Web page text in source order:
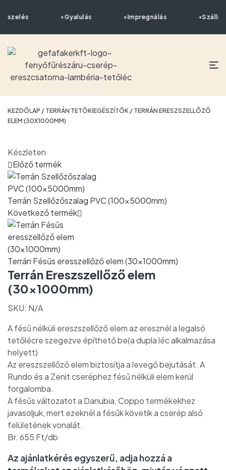
Gyalulás Impregnálás
KEZDŐLAP / TERRÁN TETŐKIEGÉSZÍTŐK / TERRÁN ERESZSZELLŐZŐ
ELEM (30X1000MM)
Készleten
Előző termék
Terrán Szellőzőszalag PVC (100x5000mm)
Következő termék
Terrán Fésűs eresszellőző elem (30x1000mm)
Terrán Ereszszellőző elem
(30x1000mm)
SKU: N/A
A fésű nélküli ereszszellőző elem az eresznél a legalsó
tetőlécre szegezve építhető be(a dupla léc alkalmazása
helyett)
Az ereszszellőző elem biztosítja a levegő bejutását. A
Rundo és a Zenit cseréphez fésű nélküli elem kerül
forgalomba.
A fésűs változatot a Danubia, Coppo termékekhez
javasoljuk, mert ezeknél a fésűk követik a cserép alsó
felületének vonalát.
Br. 655 Ft/db
Az ajánlatkérés egyszerű, adja hozzá a